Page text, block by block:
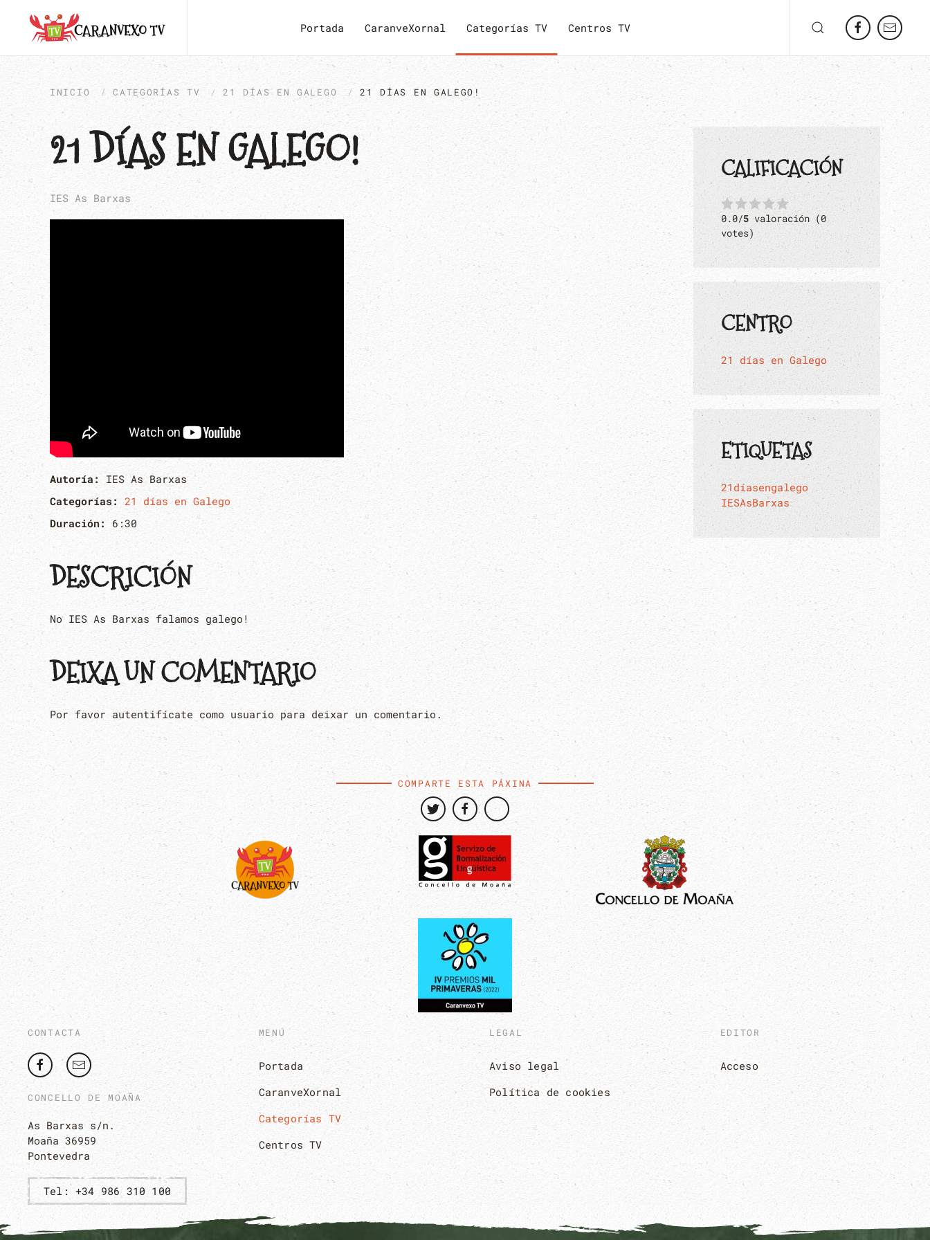
Portada CaranveXornal Categorías TV Centros TV
INICIO CATEGORÍAS TV 21 DÍAS EN GALEGO 21 DÍAS EN GALEGO!
21 DÍAS EN GALEGO!
IES As Barxas
Autoría: IES As Barxas
Categorías: 21 días en Galego
Duración: 6:30
DESCRICIÓN
No IES As Barxas falamos galego!
CALIFICACIÓN
0.0/5 valoración (0
votes)
CENTRO
21 días en Galego
ETIQUETAS
21díasengalego
IESAsBarxas
DEIXA UN COMENTARIO
Por favor autentifícate como usuario para deixar un comentario.
COMPARTE ESTA PÁXINA
CONTACTA
CONCELLO DE MOAÑA
As Barxas s/n.
Moaña 36959
Pontevedra
Tel: +34 986 310 100
MENÚ
Portada
CaranveXornal
Categorías TV
Centros TV
LEGAL
Aviso legal
Política de cookies
EDITOR
Acceso